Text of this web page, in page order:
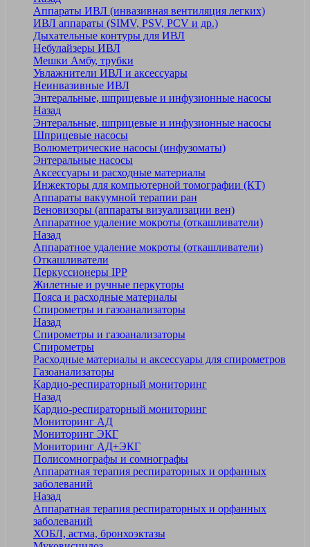
Аппараты ИВЛ (инвазивная вентиляция легких)
ИВЛ аппараты (SIMV, PSV, PCV и др.)
Дыхательные контуры для ИВЛ
Небулайзеры ИВЛ
Мешки Амбу, трубки
Увлажнители ИВЛ и аксессуары
Неинвазивные ИВЛ
Энтеральные, шприцевые и инфузионные насосы
Назад
Энтеральные, шприцевые и инфузионные насосы
Шприцевые насосы
Волюметрические насосы (инфузоматы)
Энтеральные насосы
Аксессуары и расходные материалы
Инжекторы для компьютерной томографии (КТ)
Аппараты вакуумной терапии ран
Веновизоры (аппараты визуализации вен)
Аппаратное удаление мокроты (откашливатели)
Назад
Аппаратное удаление мокроты (откашливатели)
Откашливатели
Перкуссионеры IPP
Жилетные и ручные перкуторы
Пояса и расходные материалы
Спирометры и газоанализаторы
Назад
Спирометры и газоанализаторы
Спирометры
Расходные материалы и аксессуары для спирометров
Газоанализаторы
Кардио-респираторный мониторинг
Назад
Кардио-респираторный мониторинг
Мониторинг АД
Мониторинг ЭКГ
Мониторинг АД+ЭКГ
Полисомнографы и сомнографы
Аппаратная терапия респираторных и орфанных
заболеваний
Назад
Аппаратная терапия респираторных и орфанных
заболеваний
ХОБЛ, астма, бронхоэктазы